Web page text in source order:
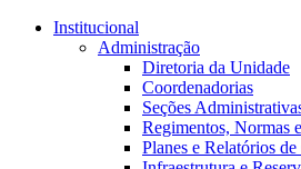
Conteúdo principal
Institucional
Administração
Diretoria da Unidade
Coordenadorias
Seções
Regimentos, Normas
Planes e Relatórios de